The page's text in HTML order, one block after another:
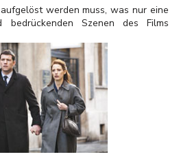
werden muss, was nur eine
bedrückenden Szenen des Films